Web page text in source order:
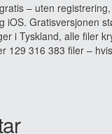
– uten
iOS. Gratisversjonen
i Tyskland, alle filer
129 316 383 filer –